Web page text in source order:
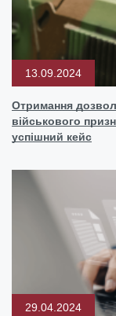
13.09.2024
Отримання
військового
успішний кейс
29.04.2024